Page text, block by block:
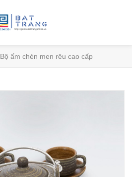
Bộ ấm chén men rêu cao cấp